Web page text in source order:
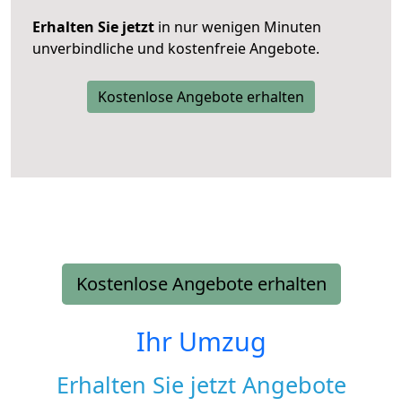
Erhalten Sie jetzt in nur wenigen Minuten
unverbindliche und kostenfreie Angebote.
Kostenlose Angebote erhalten
Kostenlose Angebote erhalten
Ihr Umzug
Erhalten Sie jetzt Angebote